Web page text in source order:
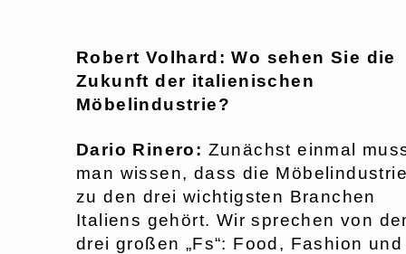
Robert Volhard: Wo sehen Sie die
Zukunft der italienischen
Möbelindustrie?
Dario Rinero: Zunächst einmal
man wissen, dass die
zu den drei wichtigsten Branchen
Italiens gehört. Wir sprechen von
drei großen „Fs“: Food, Fashion und